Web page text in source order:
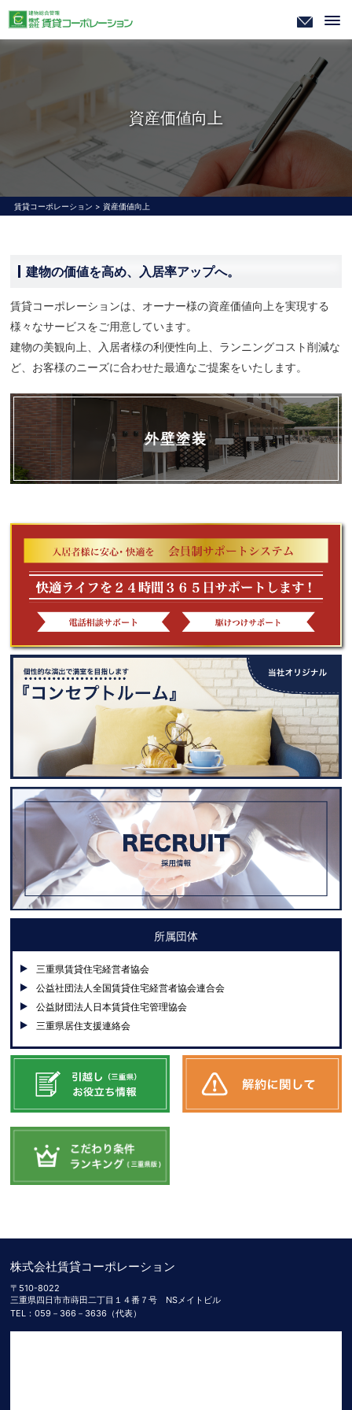
資産価値向上
賃貸コーポレーション > 資産価値向上
建物の価値を高め、入居率アップへ。
賃貸コーポレーションは、オーナー様の資産価値向上を実現する
様々なサービスをご用意しています。
建物の美観向上、入居者様の利便性向上、ランニングコスト削減な
ど、お客様のニーズに合わせた最適なご提案をいたします。
外壁塗装
所属団体
三重県賃貸住宅経営者協会
公益社団法人全国賃貸住宅経営者協会連合会
公益財団法人日本賃貸住宅管理協会
三重県居住支援連絡会
株式会社賃貸コーポレーション
〒510-8022
三重県四日市市蒔田二丁目１４番７号 NSメイトビル
TEL：059－366－3636（代表）